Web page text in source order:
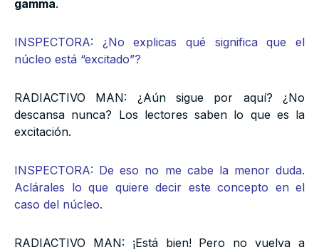
gamma.
INSPECTORA: ¿No explicas qué significa que el
núcleo está “excitado”?
RADIACTIVO MAN: ¿Aún sigue por aquí? ¿No
descansa nunca? Los lectores saben lo que es la
excitación.
INSPECTORA: De eso no me cabe la menor duda.
Aclárales lo que quiere decir este concepto en el
caso del núcleo.
RADIACTIVO MAN: ¡Está bien! Pero no vuelva a